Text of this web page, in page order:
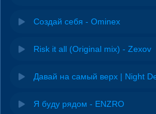
Создай себя - Ominex
Risk it all (Original mix) - Zexov
Давай на самый верх | Night
Я буду рядом - ENZRO